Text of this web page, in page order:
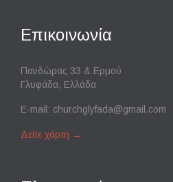
Επικοινωνία
Πανδώρας 33 & Ερμού
Γλυφάδα, Ελλάδα
E-mail: churchglyfada@gmail.com
Δείτε χάρτη →